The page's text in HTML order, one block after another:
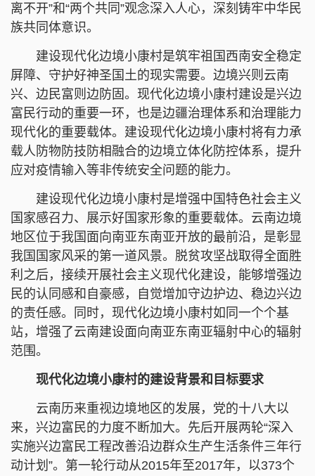
离不开”和“两个共同”观念深入人心，深刻铸牢中华民
族共同体意识。
建设现代化边境小康村是筑牢祖国西南安全稳定
屏障、守护好神圣国土的现实需要。边境兴则云南
兴、边民富则边防固。现代化边境小康村建设是兴边
富民行动的重要一环，也是边疆治理体系和治理能力
现代化的重要载体。建设现代化边境小康村将有力承
载人防物防技防相融合的边境立体化防控体系，提升
应对疫情输入等非传统安全问题的能力。
建设现代化边境小康村是增强中国特色社会主义
国家感召力、展示好国家形象的重要载体。云南边境
地区位于我国面向南亚东南亚开放的最前沿，是彰显
我国国家风采的第一道风景。脱贫攻坚战取得全面胜
利之后，接续开展社会主义现代化建设，能够增强边
民的认同感和自豪感，自觉增加守边护边、稳边兴边
的责任感。同时，现代化边境小康村如同一个个基
站，增强了云南建设面向南亚东南亚辐射中心的辐射
范围。
现代化边境小康村的建设背景和目标要求
云南历来重视边境地区的发展，党的十八大以
来，兴边富民的力度不断加大。先后开展两轮“深入
实施兴边富民工程改善沿边群众生产生活条件三年行
动计划”。第一轮行动从2015年至2017年，以373个